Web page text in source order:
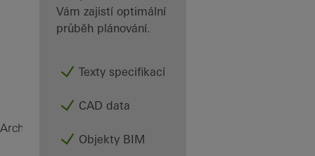
Vám zajistí optimální
průběh plánování.
Texty specifikací
CAD data
Objekty BIM
Architekti